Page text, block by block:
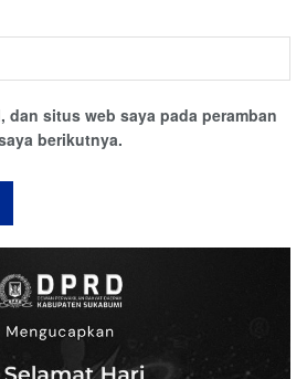
dan situs web saya pada peramban
berikutnya.